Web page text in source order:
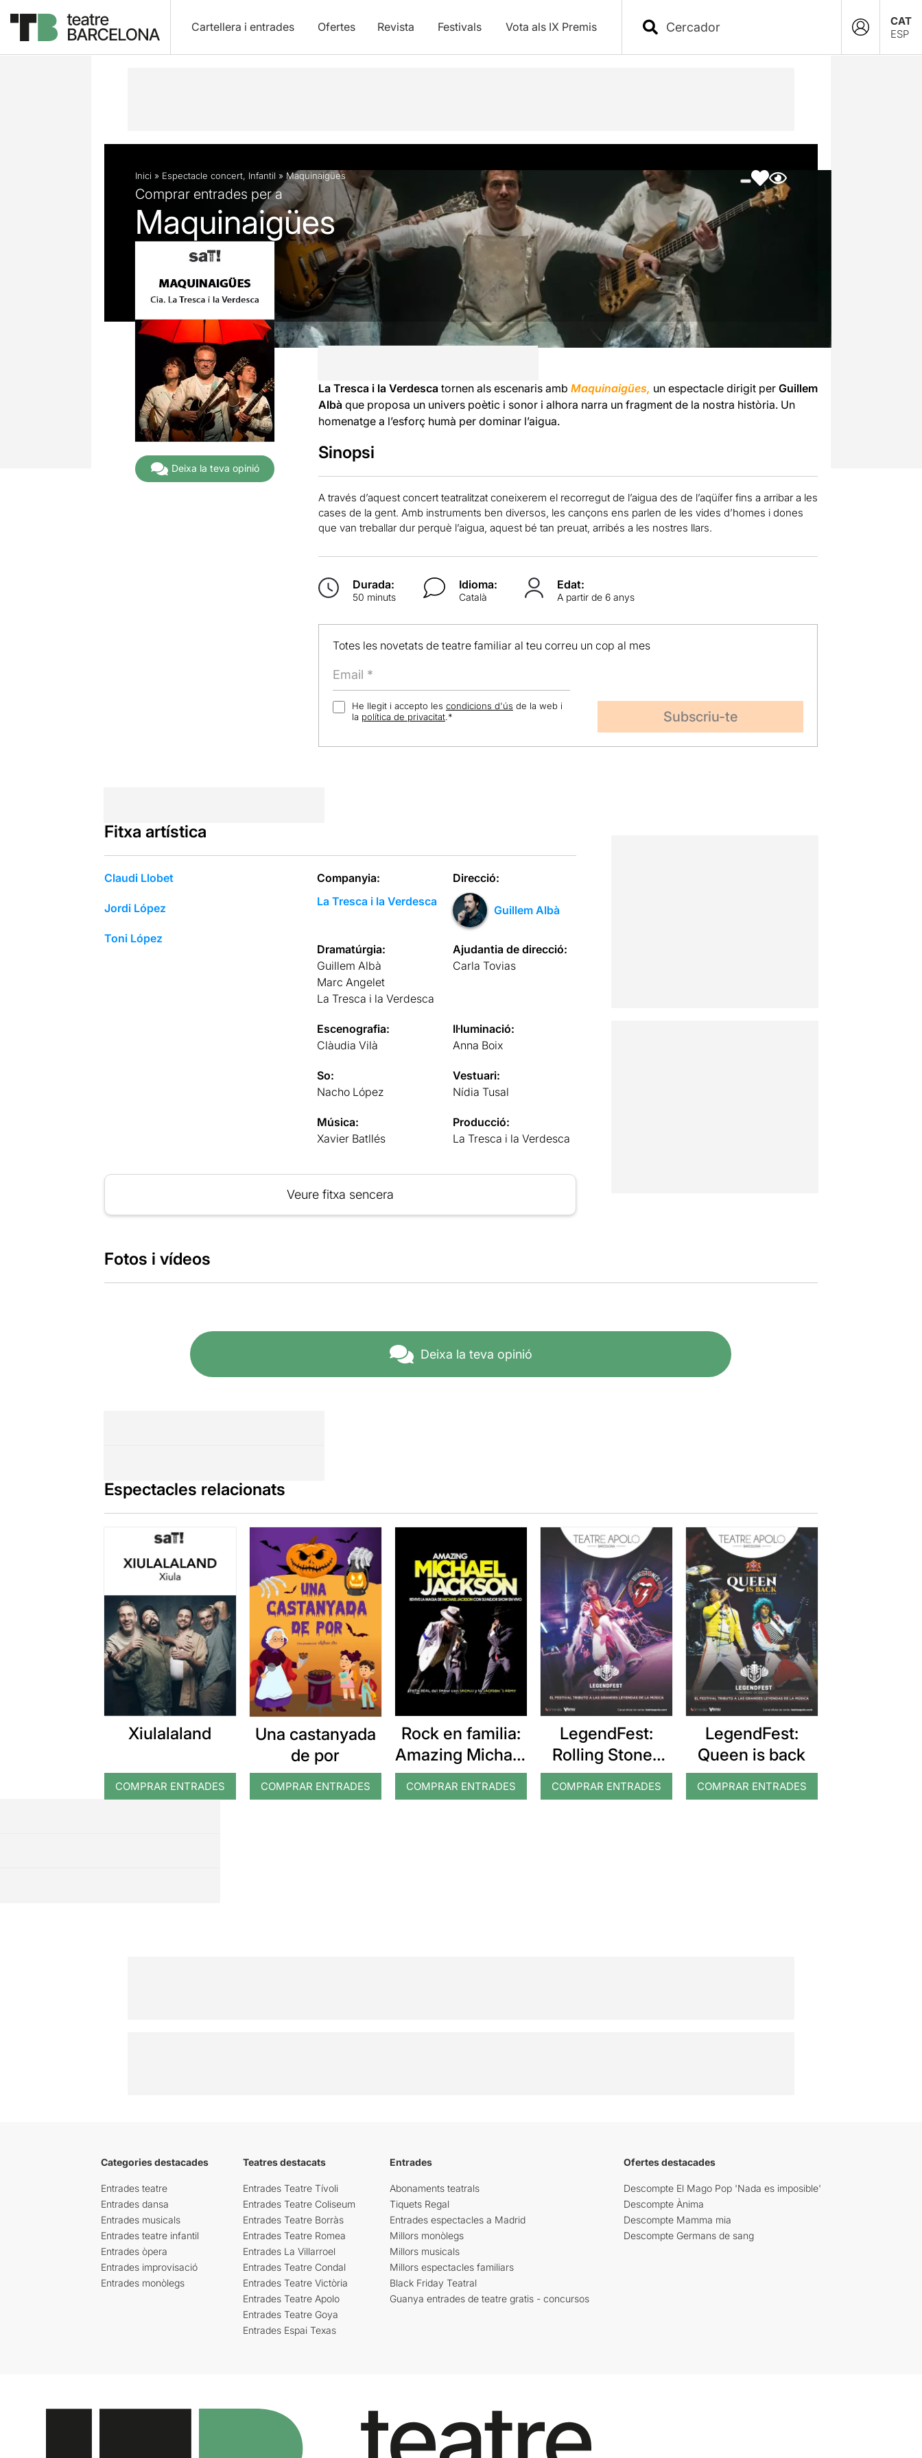
Cartellera i entrades Ofertes Revista Festivals Vota als IX Premis
CAT
ESP
Descripció Fitxa artística Fotos i vídeos
Inici » Espectacle concert, Infantil » Maquinaigües
Comprar entrades per a
Maquinaigües
Deixa la teva opinió
La Tresca i la Verdesca tornen als escenaris amb Maquinaigües, un espectacle dirigit per Guillem
Albà que proposa un univers poètic i sonor i alhora narra un fragment de la nostra història. Un
homenatge a l’esforç humà per dominar l’aigua.
Sinopsi
A través d’aquest concert teatralitzat coneixerem el recorregut de l’aigua des de l’aqüífer fins a arribar a les
cases de la gent. Amb instruments ben diversos, les cançons ens parlen de les vides d’homes i dones
que van treballar dur perquè l’aigua, aquest bé tan preuat, arribés a les nostres llars.
Durada:
50 minuts
Idioma:
Català
Edat:
A partir de 6 anys
Totes les novetats de teatre familiar al teu correu un cop al mes
He llegit i accepto les condicions d'ús de la web i
la política de privacitat.*
Fitxa artística
Claudi Llobet
Jordi López
Toni López
Companyia:
La Tresca i la Verdesca
Direcció:
Guillem Albà
Dramatúrgia:
Guillem Albà
Marc Angelet
La Tresca i la Verdesca
Ajudantia de direcció:
Carla Tovias
Escenografia:
Clàudia Vilà
Il·luminació:
Anna Boix
So:
Nacho López
Vestuari:
Nídia Tusal
Música:
Xavier Batllés
Producció:
La Tresca i la Verdesca
Veure fitxa sencera
Fotos i vídeos
Deixa la teva opinió
Espectacles relacionats
Xiulalaland
COMPRAR ENTRADES
Una castanyada
de por
COMPRAR ENTRADES
Rock en familia:
Amazing Michael
Jackson
COMPRAR ENTRADES
LegendFest:
Rolling Stones
Tribute
COMPRAR ENTRADES
LegendFest:
Queen is back
COMPRAR ENTRADES
Categories destacades
Entrades teatre
Entrades dansa
Entrades musicals
Entrades teatre infantil
Entrades òpera
Entrades improvisació
Entrades monòlegs
Teatres destacats
Entrades Teatre Tívoli
Entrades Teatre Coliseum
Entrades Teatre Borràs
Entrades Teatre Romea
Entrades La Villarroel
Entrades Teatre Condal
Entrades Teatre Victòria
Entrades Teatre Apolo
Entrades Teatre Goya
Entrades Espai Texas
Entrades
Abonaments teatrals
Tiquets Regal
Entrades espectacles a Madrid
Millors monòlegs
Millors musicals
Millors espectacles familiars
Black Friday Teatral
Guanya entrades de teatre gratis - concursos
Ofertes destacades
Descompte El Mago Pop 'Nada es imposible'
Descompte Ànima
Descompte Mamma mia
Descompte Germans de sang